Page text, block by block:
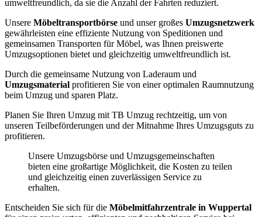
umweltfreundlich, da sie die Anzahl der Fahrten reduziert.
Unsere Möbeltransportbörse und unser großes Umzugsnetzwerk
gewährleisten eine effiziente Nutzung von Speditionen und
gemeinsamen Transporten für Möbel, was Ihnen preiswerte
Umzugsoptionen bietet und gleichzeitig umweltfreundlich ist.
Durch die gemeinsame Nutzung von Laderaum und
Umzugsmaterial profitieren Sie von einer optimalen Raumnutzung
beim Umzug und sparen Platz.
Planen Sie Ihren Umzug mit TB Umzug rechtzeitig, um von
unseren Teilbeförderungen und der Mitnahme Ihres Umzugsguts zu
profitieren.
Unsere Umzugsbörse und Umzugsgemeinschaften
bieten eine großartige Möglichkeit, die Kosten zu teilen
und gleichzeitig einen zuverlässigen Service zu
erhalten.
Entscheiden Sie sich für die Möbelmitfahrzentrale in Wuppertal